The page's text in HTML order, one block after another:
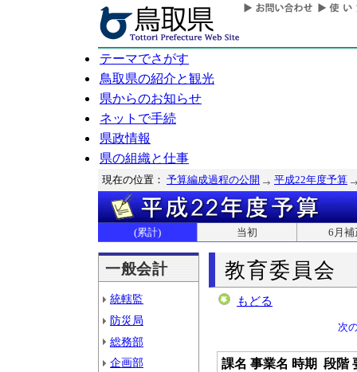
テーマでさがす
鳥取県の紹介と観光
県からのお知らせ
ネットで手続
県政情報
県の組織と仕事
現在の位置： 予算編成過程の公開 平成22年度予算
(累計) 当初 6月補
一般会計
統轄監
防災局
総務部
企画部
教育委員会
もどる
次
課名 事業名 時期 段階